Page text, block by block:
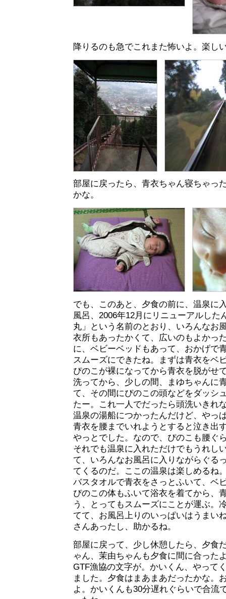
降りるのも急でこれまた怖いよ。楽し
部屋に戻ったら、青衣ちゃん寝ちゃっ
かな。
でも、このあと、夕食の前に、温泉に
風呂、2006年12月にリニューアルした
丸」という名前のとおり、いろんなお
衣所もあったかくて、広いのもよかっ
に、ベビーベッドもあって、おかげで
スムーズにできたね。まずは青衣をベ
ぴのこが裸になってから青衣を脱がせ
洗ってから、少しの間、まゆちゃんに
て、その間にぴのこの頭などをダッシ
たー。これ一人でだったら頭洗いきれ
温泉の湯船につかったんだけど、やっ
青衣を腰までいれようとすると泣き出
やっとでした。なので、ぴのこも腰ぐ
それでも温泉に入れただけでもうれし
て、いろんなお風呂に入りながらぐる
てくるのだ。ここの温泉は楽しめるね
バスタオルで青衣をさっとふいて、ベ
ぴのこの体もふいて浴衣を着てから、
う、とってもスムーズにことが運ぶ。
てて、お風呂上りのいっぱいはうまい
さんあったし、助かるね。
部屋に戻って、少し休憩したら、夕食
ゃん、茉由ちゃんも夕食に間に合った
GTF漁協の文字が。かいくん、やって
ました。夕食はまあまあだったかな。
よ。かいくんも30分遅れぐらいで合流